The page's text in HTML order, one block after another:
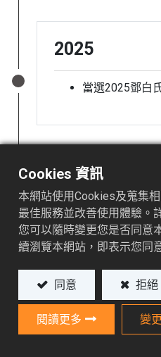
2025
當選2025鄧白
2024
導入ISO
2023
Cookies 資訊
本網站使用Cookies及蒐集
最佳服務並改善使用體驗。
您可以隨時變更您是否同意
續瀏覽本網站，即表示您同
同意 拒絕
閱讀更多 變